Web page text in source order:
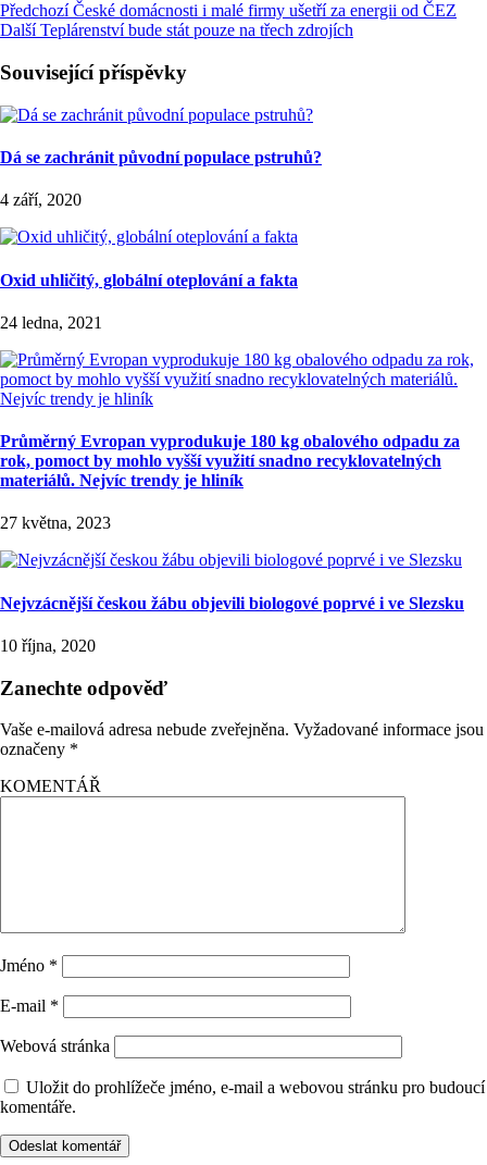
Předchozí České domácnosti i malé firmy ušetří za energii od ČEZ
Další Teplárenství bude stát pouze na třech zdrojích
Související příspěvky
Dá se zachránit původní populace pstruhů?
4 září, 2020
Oxid uhličitý, globální oteplování a fakta
24 ledna, 2021
Průměrný Evropan vyprodukuje 180 kg obalového odpadu za
rok, pomoct by mohlo vyšší využití snadno recyklovatelných
materiálů. Nejvíc trendy je hliník
27 května, 2023
Nejvzácnější českou žábu objevili biologové poprvé i ve Slezsku
10 října, 2020
Zanechte odpověď
Vaše e-mailová adresa nebude zveřejněna. Vyžadované informace jsou
označeny *
KOMENTÁŘ
Jméno *
E-mail *
Webová stránka
Uložit do prohlížeče jméno, e-mail a webovou stránku pro budoucí
komentáře.